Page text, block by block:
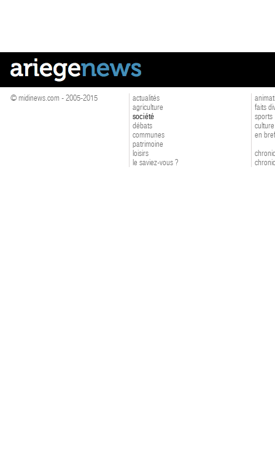
© midinews.com - 2005-2015
actualités
agriculture
société
débats
communes
patrimoine
loisirs
le saviez-vous ?
faits
sports
culture
en bref